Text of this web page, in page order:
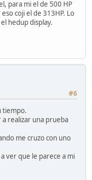
para mi el de 500 HP
coji el de 313HP. Lo
hedup display.
#6
tiempo.
realizar una prueba
me cruzo con uno
ver que le parece a mi